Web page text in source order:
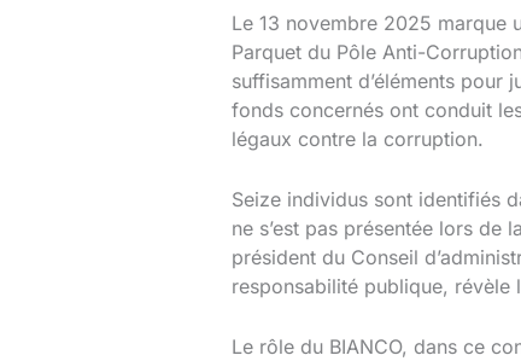
Le 13 novembre 2025 marque
Parquet du Pôle Anti-
suffisamment d’éléments
fonds concernés ont conduit
légaux contre la corruption.
Seize individus sont identifiés
ne s’est pas présentée lors de
président du Conseil
responsabilité publique, révèle
Le rôle du BIANCO, dans ce